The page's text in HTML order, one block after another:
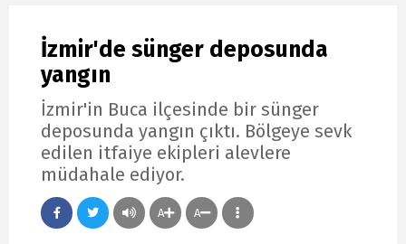
İzmir'de sünger deposunda
yangın
İzmir'in Buca ilçesinde bir sünger
deposunda yangın çıktı. Bölgeye sevk
edilen itfaiye ekipleri alevlere
müdahale ediyor.
A A